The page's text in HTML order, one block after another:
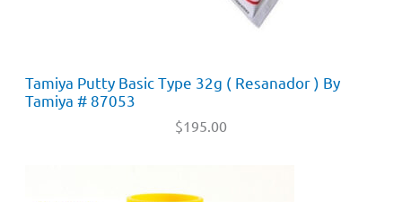
Tamiya Putty Basic Type 32g ( Resanador ) By
Tamiya # 87053
$195.00